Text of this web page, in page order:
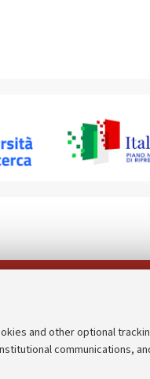
and other optional
communications,
Transparent